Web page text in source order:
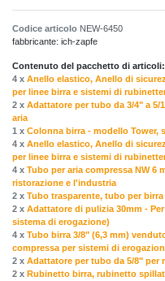
Codice articolo NEW-6450
fabbricante: ich-zapfe
Contenuto del pacchetto di articoli:
4 x Anello elastico, Anello di
per linee birra e sistemi di
2 x Adattatore per tubo da 3/4" a 5/
aria
1 x Сolonna birra - modello Tower,
4 x Anello elastico, Anello di
per linee birra e sistemi di
4 x Tubo per aria compressa NW 6
ristorazione e l'industria
2 x Tubo trasparente, tubo per
2 x Adattatore di pulizia 30mm -
sistema di erogazione)
4 x Tubo birra 3/8" (6,3 mm)
compressa per sistemi di
2 x Adattatore per tubo da 5/8" per
2 x Rubinetto birra, rubinetto